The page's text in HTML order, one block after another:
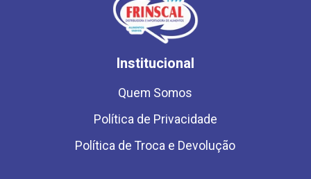
Institucional
Quem Somos
Política de Privacidade
Política de Troca e Devolução